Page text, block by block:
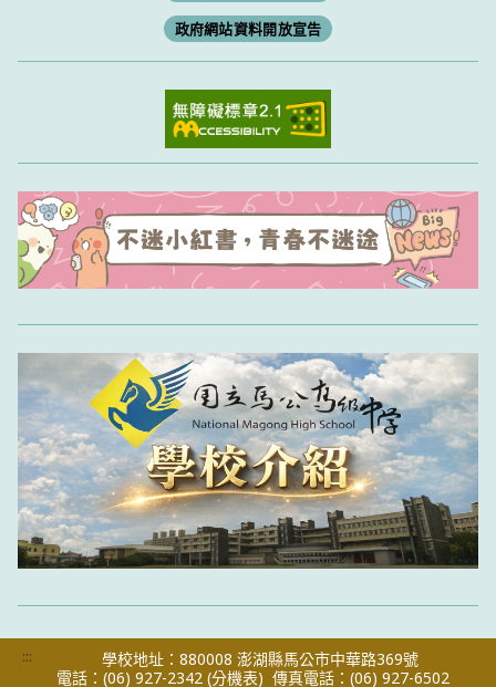
政府網站資料開放宣告
:::
學校地址：880008 澎湖縣馬公市中華路369號
電話：(06) 927-2342 (分機表) 傳真電話：(06) 927-6502